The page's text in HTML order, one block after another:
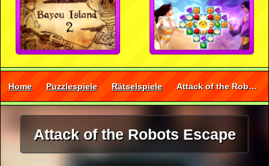
Home Puzzlespiele Rätselspiele Attack of the Robots Escape
Attack of the Robots Escape